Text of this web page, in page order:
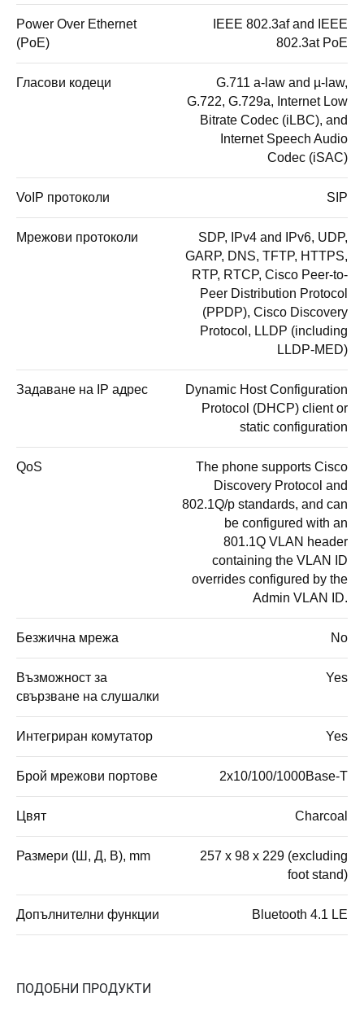
Power Over Ethernet
(PoE)
IEEE 802.3af and IEEE
802.3at PoE
Гласови кодеци
G.711 a-law and µ-law,
G.722, G.729a, Internet Low
Bitrate Codec (iLBC), and
Internet Speech Audio
Codec (iSAC)
VoIP протоколи SIP
Мрежови протоколи
SDP, IPv4 and IPv6, UDP,
GARP, DNS, TFTP, HTTPS,
RTP, RTCP, Cisco Peer-to-
Peer Distribution Protocol
(PPDP), Cisco Discovery
Protocol, LLDP (including
LLDP-MED)
Задаване на IP адрес
Dynamic Host Configuration
Protocol (DHCP) client or
static configuration
QoS
The phone supports Cisco
Discovery Protocol and
802.1Q/p standards, and can
be configured with an
801.1Q VLAN header
containing the VLAN ID
overrides configured by the
Admin VLAN ID.
Безжична мрежа No
Възможност за
свързване на слушалки
Yes
Интегриран комутатор Yes
Брой мрежови портове 2x10/100/1000Base-T
Цвят Charcoal
Размери (Ш, Д, В), mm
257 x 98 x 229 (excluding
foot stand)
Допълнителни функции Bluetooth 4.1 LE
ПОДОБНИ ПРОДУКТИ